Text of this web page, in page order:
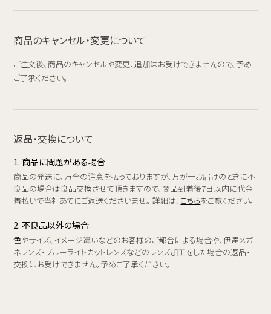
商品のキャンセル・変更について
ご注文後、商品のキャンセルや変更、追加はお受けできませんので、予め
ご了承ください。
返品・交換について
1. 商品に問題がある場合
商品の発送に、万全の注意を払っておりますが、万が一お届けのときに不
良品の場合は良品交換させて頂きますので、商品到着後7日以内に代金
着払いで当社あてにご返送くださいませ。 詳細は、 こちらをご覧ください。
2. 不良品以外の場合
色やサイズ、イメージ違いなどのお客様のご都合による場合や、伊達メガ
ネレンズ・ブルーライトカットレンズなどのレンズ加工をした場合の返品・
交換はお受けできません。予めご了承ください。